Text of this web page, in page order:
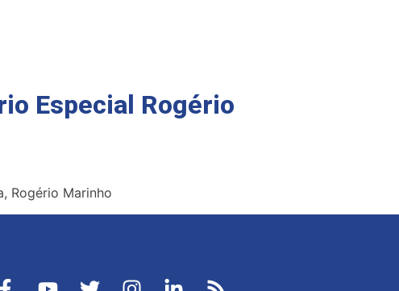
Especial Rogério
Rogério Marinho